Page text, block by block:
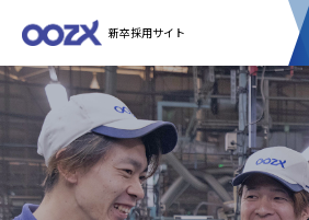
新卒採用サイト